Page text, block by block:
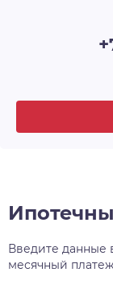
высотной
проекта,
Введите данные
месячный